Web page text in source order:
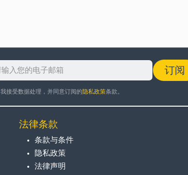
订阅
我接受数据处理，并同意订阅的隐私政策条款。
法律条款
条款与条件
隐私政策
法律声明